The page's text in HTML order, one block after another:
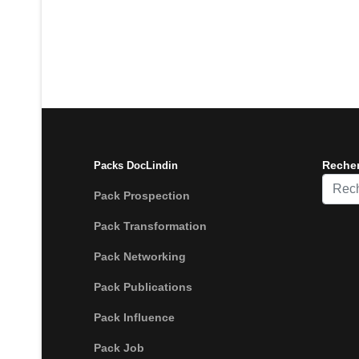
Packs DocLindin
Pack Prospection
Pack Transformation
Pack Networking
Pack Publications
Pack Influence
Pack Job